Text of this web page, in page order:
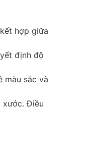
hợp giữa
định độ
màu sắc và
xước. Điều